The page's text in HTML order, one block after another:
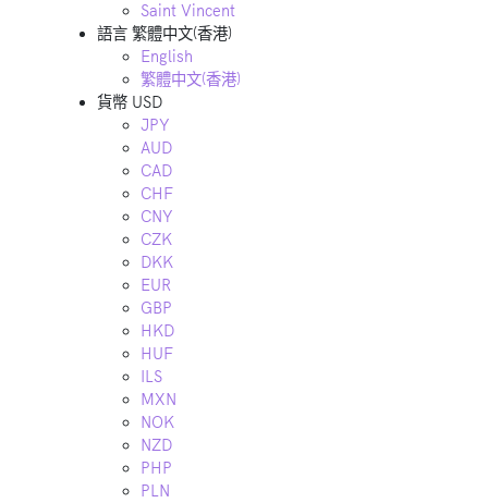
Saint Vincent
語言 繁體中文(香港)
English
繁體中文(香港)
貨幣 USD
JPY
AUD
CAD
CHF
CNY
CZK
DKK
EUR
GBP
HKD
HUF
ILS
MXN
NOK
NZD
PHP
PLN